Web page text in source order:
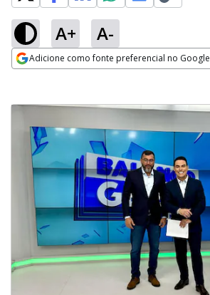
A+ A-
Adicione como fonte preferencial no Google